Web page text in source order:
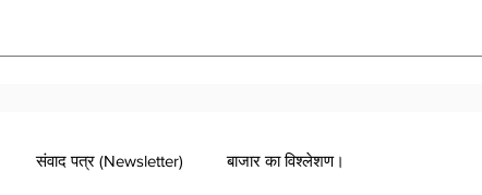
संवाद पत्र (Newsletter) बाजार का विश्लेशण।